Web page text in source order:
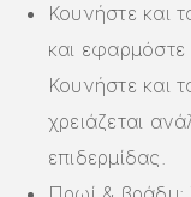
Κουνήστε και
και εφαρμόστε
Κουνήστε και
χρειάζεται
επιδερμίδας.